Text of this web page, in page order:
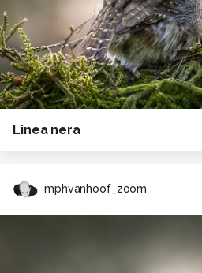
Linea nera
mphvanhoof_zoom